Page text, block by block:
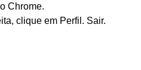
Chrome.
clique em Perfil. Sair.